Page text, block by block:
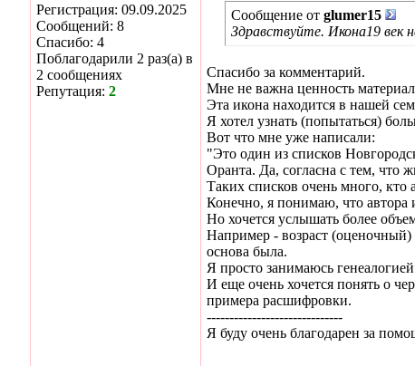
Регистрация: 09.09.2025
Сообщений: 8
Спасибо: 4
Поблагодарили 2 раз(а) в
2 сообщениях
Репутация: 2
Сообщение от glumer15
Здравствуйте. Икона19 век
Спасибо за комментарий.
Мне не важна ценность
Эта икона находится в нашей
Я хотел узнать (попытаться)
Вот что мне уже написали:
"Это один из списков
Оранта. Да, согласна с тем, что
Таких списков очень много, кто
Конечно, я понимаю, что автора
Но хочется услышать более
Например - возраст (оценочный)
основа была.
Я просто занимаюсь
И еще очень хочется понять о
примера расшифровки.
------------------------------
Я буду очень благодарен за